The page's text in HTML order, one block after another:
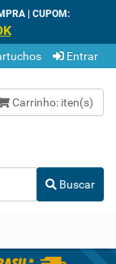
| CUPOM:
Entrar
Carrinho: iten(s)
Buscar